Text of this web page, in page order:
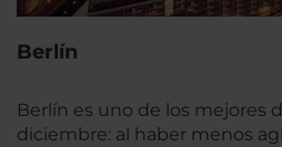
Berlín
Berlín es uno de los mejores
diciembre: al haber menos